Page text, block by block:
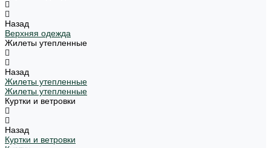
Назад
Верхняя одежда
Жилеты утепленные
Назад
Жилеты утепленные
Жилеты утепленные
Куртки и ветровки
Назад
Куртки и ветровки